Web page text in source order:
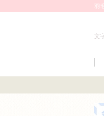
羽
文